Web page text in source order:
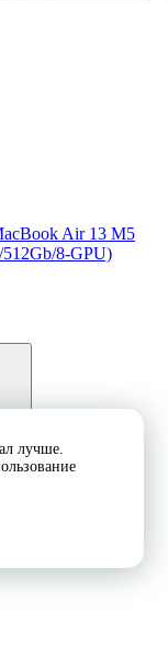
Air 13 M5
8-GPU)
лучше.